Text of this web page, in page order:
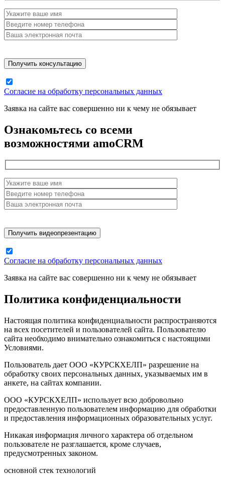
Согласие на обработку персональных данных
Заявка на сайте вас совершенно ни к чему не обязывает
Ознакомьтесь со всеми
возможностями amoCRM
Согласие на обработку персональных данных
Заявка на сайте вас совершенно ни к чему не обязывает
Политика конфиденциальности
Настоящая политика конфиденциальности распространяются
на всех посетителей и пользователей сайта. Пользователю
сайта необходимо внимательно ознакомиться с настоящими
Условиями.
Пользователь дает ООО «КУРСКХЕЛП» разрешение на
обработку своих персональных данных, указываемых им в
анкете, на сайтах компании.
ООО «КУРСКХЕЛП» использует всю добровольно
предоставленную пользователем информацию для обработки
и предоставления информационных образовательных услуг.
Никакая информация личного характера об отдельном
пользователе не разглашается, кроме случаев,
предусмотренных законом.
основной стек технологий